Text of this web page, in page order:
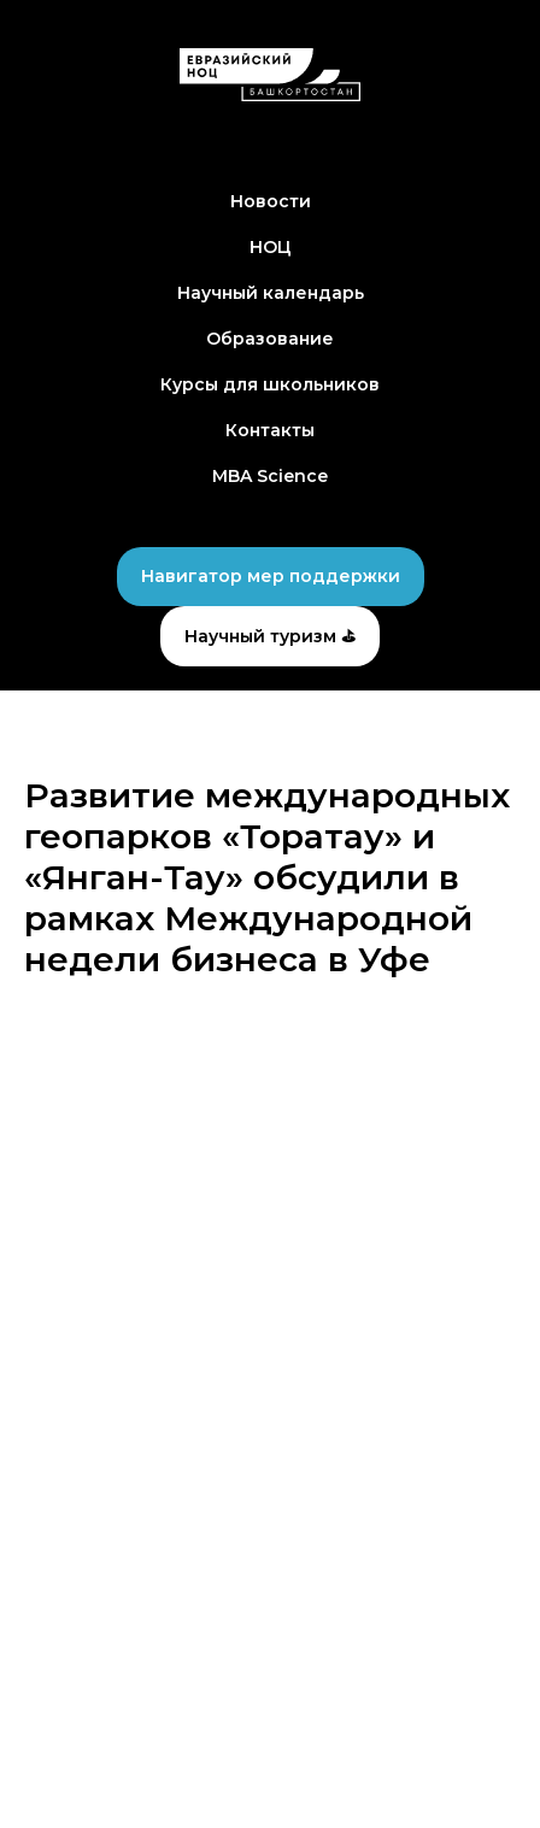
Новости
НОЦ
Научный календарь
Образование
Курсы для школьников
Контакты
MBA Science
Навигатор мер поддержки
Научный туризм ⛳
Развитие международных
геопарков «Торатау» и
«Янган-Тау» обсудили в
рамках Международной
недели бизнеса в Уфе